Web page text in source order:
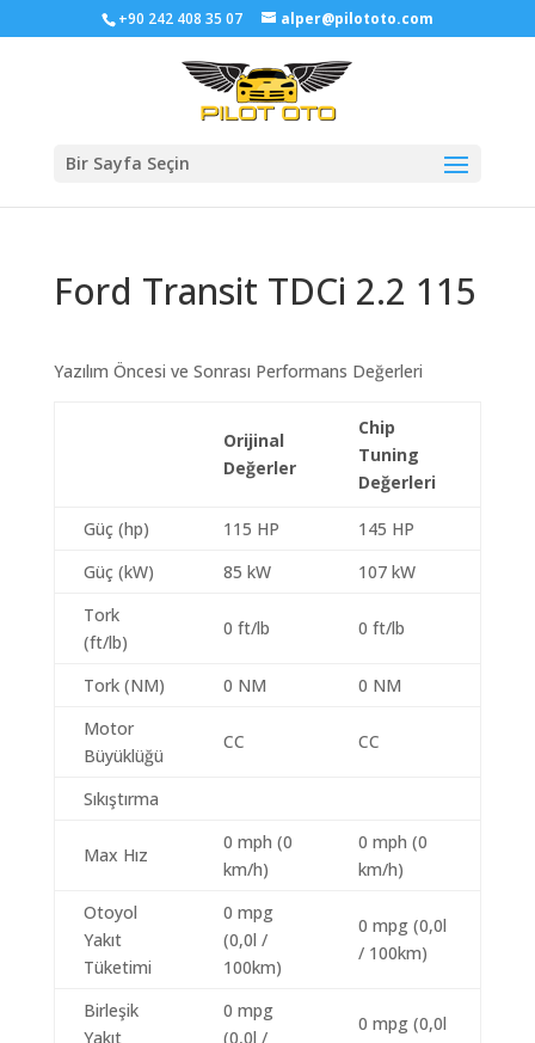
+90 242 408 35 07 alper@pilototo.com
Bir Sayfa Seçin
Ford Transit TDCi 2.2 115
Yazılım Öncesi ve Sonrası Performans Değerleri
Orijinal
Değerler
Chip
Tuning
Değerleri
Güç (hp) 115 HP
145 HP
Güç (kW)
85 kW
107 kW
Tork
(ft/lb)
0 ft/lb 0 ft/lb
Tork (NM) 0 NM
0 NM
Motor
Büyüklüğü
CC CC
Sıkıştırma
Max Hız
0 mph (0
km/h)
0 mph (0
km/h)
Otoyol
Yakıt
Tüketimi
0 mpg
(0,0l /
100km)
0 mpg (0,0l
/ 100km)
Birleşik
Yakıt
0 mpg
(0,0l /
0 mpg (0,0l